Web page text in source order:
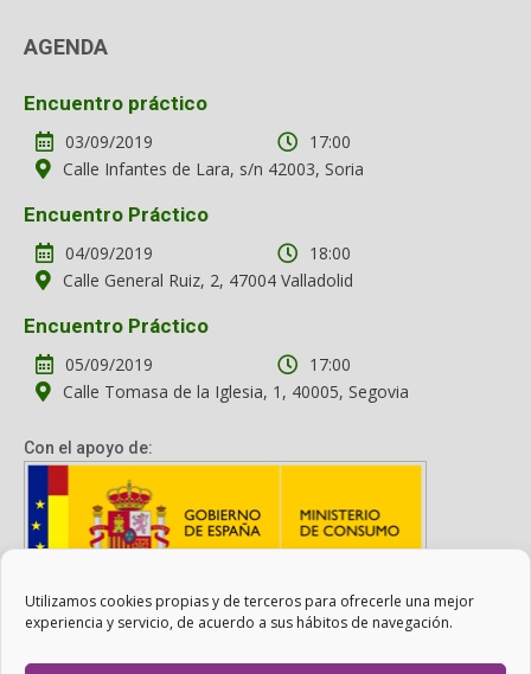
Utilizamos cookies propias y de terceros para ofrecerle una mejor
experiencia y servicio, de acuerdo a sus hábitos de navegación.
AGENDA
Encuentro práctico
03/09/2019
17:00
Calle Infantes de Lara, s/n 42003, Soria
Encuentro Práctico
04/09/2019
18:00
Calle General Ruiz, 2, 47004 Valladolid
Encuentro Práctico
05/09/2019
17:00
Calle Tomasa de la Iglesia, 1, 40005, Segovia
Con el apoyo de:
Con el apoyo del Ministerio de Consumo. Su contenido es
responsabilidad exclusiva de la asociación.